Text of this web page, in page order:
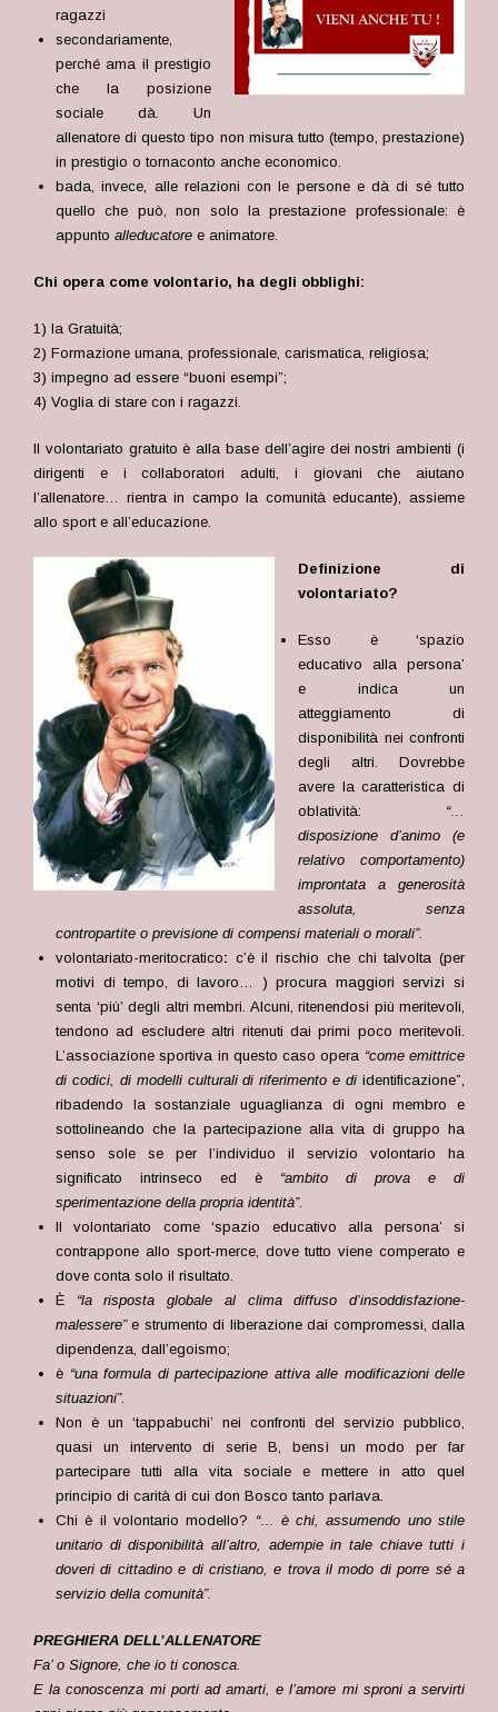
ragazzi
secondariamente,
perché ama il prestigio
che la posizione
sociale dà. Un
allenatore di questo tipo non misura tutto (tempo, prestazione)
in prestigio o tornaconto anche economico.
bada, invece, alle relazioni con le persone e dà di sé tutto
quello che può, non solo la prestazione professionale: è
appunto alleducatore e animatore.
Chi opera come volontario, ha degli obblighi:
1) la Gratuità;
2) Formazione umana, professionale, carismatica, religiosa;
3) impegno ad essere “buoni esempi”;
4) Voglia di stare con i ragazzi.
Il volontariato gratuito è alla base dell’agire dei nostri ambienti (i
dirigenti e i collaboratori adulti, i giovani che aiutano
l’allenatore… rientra in campo la comunità educante), assieme
allo sport e all’educazione.
Definizione di
volontariato?
Esso è ‘spazio
educativo alla persona’
e indica un
atteggiamento di
disponibilità nei confronti
degli altri. Dovrebbe
avere la caratteristica di
oblatività: “…
disposizione d’animo (e
relativo comportamento)
improntata a generosità
assoluta, senza
contropartite o previsione di compensi materiali o morali”.
volontariato-meritocratico: c’è il rischio che chi talvolta (per
motivi di tempo, di lavoro… ) procura maggiori servizi si
senta ‘più’ degli altri membri. Alcuni, ritenendosi più meritevoli,
tendono ad escludere altri ritenuti dai primi poco meritevoli.
L’associazione sportiva in questo caso opera “come emittrice
di codici, di modelli culturali di riferimento e di identificazione”,
ribadendo la sostanziale uguaglianza di ogni membro e
sottolineando che la partecipazione alla vita di gruppo ha
senso sole se per l’individuo il servizio volontario ha
significato intrinseco ed è “ambito di prova e di
sperimentazione della propria identità”.
Il volontariato come ‘spazio educativo alla persona’ si
contrappone allo sport-merce, dove tutto viene comperato e
dove conta solo il risultato.
È “la risposta globale al clima diffuso d’insoddisfazione-
malessere”e strumento di liberazione dai compromessi, dalla
dipendenza, dall’egoismo;
è “una formula di partecipazione attiva alle modificazioni delle
situazioni”.
Non è un ‘tappabuchi’ nei confronti del servizio pubblico,
quasi un intervento di serie B, bensì un modo per far
partecipare tutti alla vita sociale e mettere in atto quel
principio di carità di cui don Bosco tanto parlava.
Chi è il volontario modello? “… è chi, assumendo uno stile
unitario di disponibilità all’altro, adempie in tale chiave tutti i
doveri di cittadino e di cristiano, e trova il modo di porre sé a
servizio della comunità”.
PREGHIERA DELL’ALLENATORE
Fa’ o Signore, che io ti conosca.
E la conoscenza mi porti ad amarti, e l’amore mi sproni a servirti